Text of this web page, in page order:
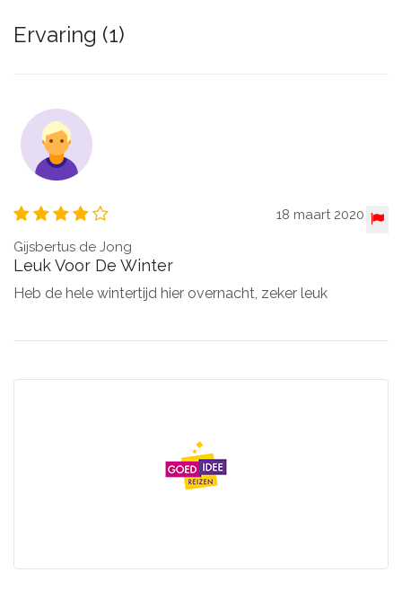
Ervaring (1)
18 maart 2020
Gijsbertus de Jong
Leuk Voor De Winter
Heb de hele wintertijd hier overnacht, zeker leuk